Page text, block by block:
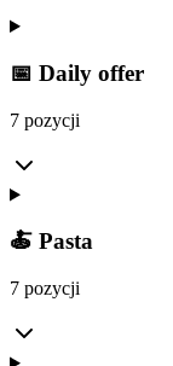
📅 Daily offer
7 pozycji
🍝 Pasta
7 pozycji